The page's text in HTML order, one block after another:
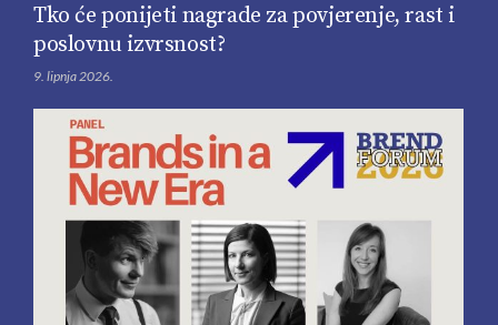
Tko će ponijeti nagrade za povjerenje, rast i
poslovnu izvrsnost?
9. lipnja 2026.